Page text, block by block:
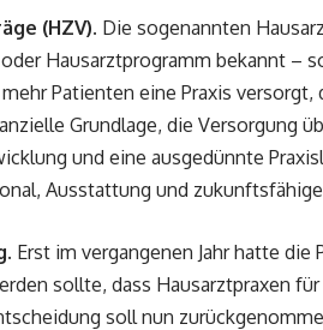
(HZV). Die sogenannten
Hausarztprogramm bekannt –
Patienten eine Praxis
Grundlage, die Versorgung
und eine ausgedünnte
Ausstattung und
Erst im vergangenen Jahr hatte
sollte, dass Hausarztpraxen
soll nun